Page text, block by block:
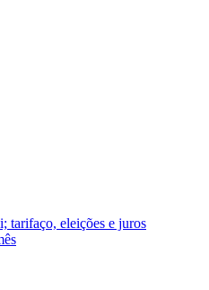
tarifaço, eleições e juros